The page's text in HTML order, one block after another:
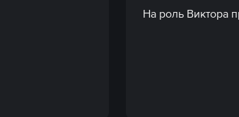
На роль Виктора